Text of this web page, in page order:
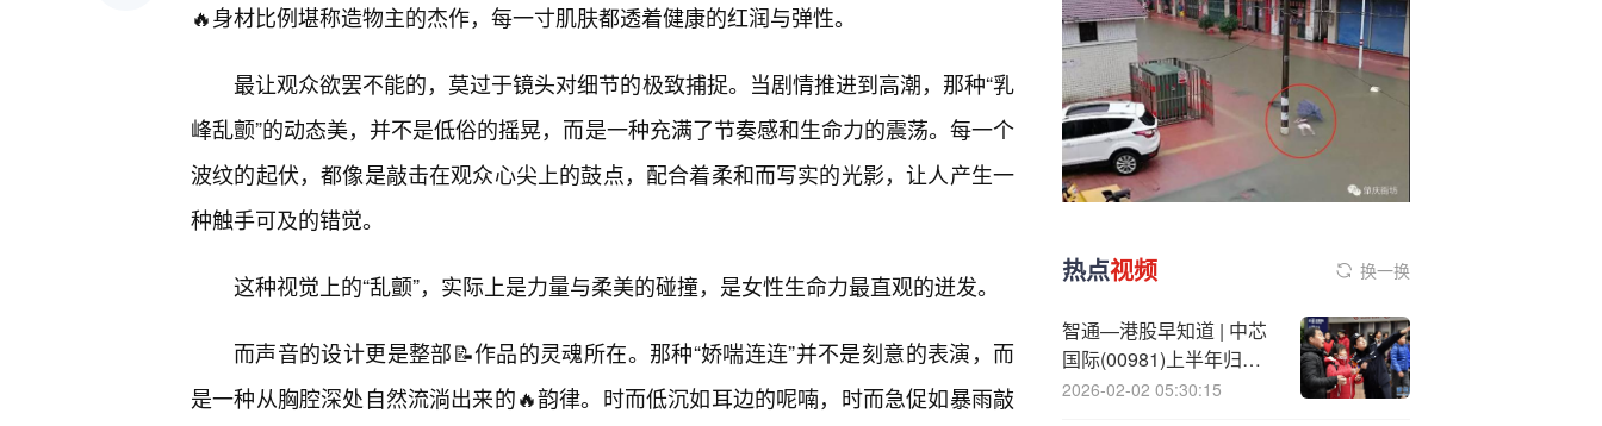
🔥身材比例堪称造物主的杰作，每一寸肌肤都透着健康的红润与弹性。
最让观众欲罢不能的，莫过于镜头对细节的极致捕捉。当剧情推进到高潮，那种“乳
峰乱颤”的动态美，并不是低俗的摇晃，而是一种充满了节奏感和生命力的震荡。每一个
波纹的起伏，都像是敲击在观众心尖上的鼓点，配合着柔和而写实的光影，让人产生一
种触手可及的错觉。
这种视觉上的“乱颤”，实际上是力量与柔美的碰撞，是女性生命力最直观的迸发。
而声音的设计更是整部📝作品的灵魂所在。那种“娇喘连连”并不是刻意的表演，而
是一种从胸腔深处自然流淌出来的🔥韵律。时而低沉如耳边的呢喃，时而急促如暴雨敲
热点视频 换一换
智通—港股早知道 | 中芯
国际(00981)上半年归母
净利同比增长35.6%
2026-02-02 05:30:15